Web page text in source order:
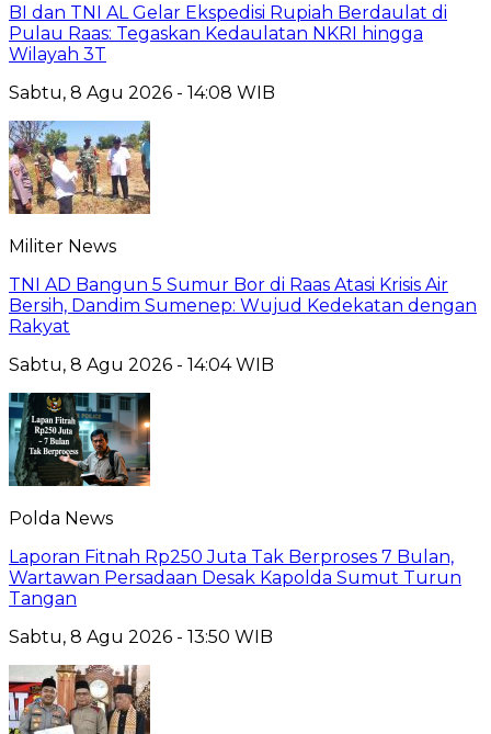
BI dan TNI AL Gelar Ekspedisi Rupiah Berdaulat di
Pulau Raas: Tegaskan Kedaulatan NKRI hingga
Wilayah 3T
Sabtu, 8 Agu 2026 - 14:08 WIB
Militer News
TNI AD Bangun 5 Sumur Bor di Raas Atasi Krisis Air
Bersih, Dandim Sumenep: Wujud Kedekatan dengan
Rakyat
Sabtu, 8 Agu 2026 - 14:04 WIB
Polda News
Laporan Fitnah Rp250 Juta Tak Berproses 7 Bulan,
Wartawan Persadaan Desak Kapolda Sumut Turun
Tangan
Sabtu, 8 Agu 2026 - 13:50 WIB